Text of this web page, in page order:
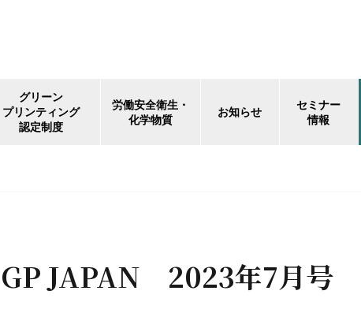
グリーン
プリンティング
認定制度
労働安全衛生・
化学物質
お知らせ
セミナー
情報
GP JAPAN 2023年7月号